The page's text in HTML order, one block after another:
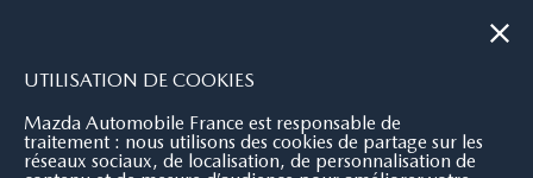
UTILISATION DE COOKIES
Mazda Automobile France est responsable de
traitement : nous utilisons des cookies de partage sur les
réseaux sociaux, de localisation, de personnalisation de